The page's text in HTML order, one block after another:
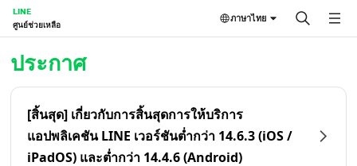
LINE
ศูนย์ช่วยเหลือ
ภาษาไทย
ประกาศ
[สิ้นสุด] เกี่ยวกับการสิ้นสุดการให้บริการ
แอปพลิเคชัน LINE เวอร์ชันต่ำกว่า 14.6.3 (iOS /
iPadOS) และต่ำกว่า 14.4.6 (Android)